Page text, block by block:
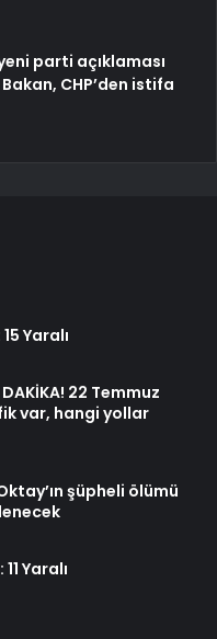
parti açıklaması
CHP’den istifa
Yaralı
22 Temmuz
var, hangi yollar
şüpheli ölümü
Yaralı